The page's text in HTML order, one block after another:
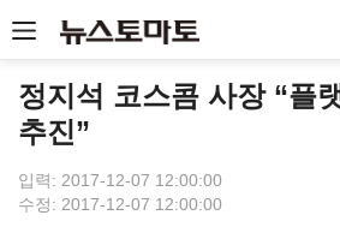
정지석 코스콤 사장 “플
추진”
입력: 2017-12-07 12:00:00
수정: 2017-12-07 12:00:00